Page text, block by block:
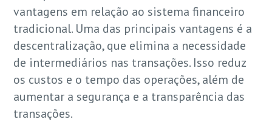
vantagens em relação ao sistema financeiro
tradicional. Uma das principais vantagens é a
descentralização, que elimina a necessidade
de intermediários nas transações. Isso reduz
os custos e o tempo das operações, além de
aumentar a segurança e a transparência das
transações.